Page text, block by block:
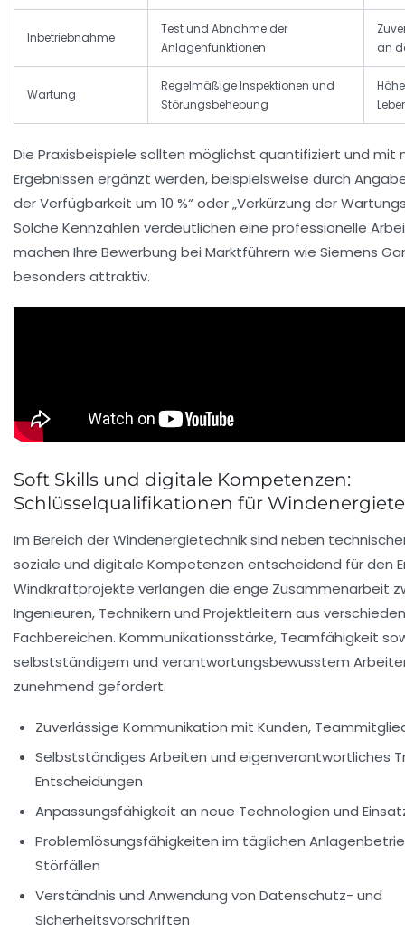
Inbetriebnahme
Test und Abnahme der
Anlagenfunktionen
an
Wartung
Regelmäßige Inspektionen und
Störungsbehebung
Die Praxisbeispiele sollten möglichst quantifiziert und mit
Ergebnissen ergänzt werden, beispielsweise durch
der Verfügbarkeit um 10 %“ oder „Verkürzung der
Solche Kennzahlen verdeutlichen eine professionelle
machen Ihre Bewerbung bei Marktführern wie Siemens
besonders attraktiv.
Soft Skills und digitale Kompetenzen:
Schlüsselqualifikationen für
Im Bereich der Windenergietechnik sind neben
soziale und digitale Kompetenzen entscheidend für den
Windkraftprojekte verlangen die enge Zusammenarbeit
Ingenieuren, Technikern und Projektleitern aus
Fachbereichen. Kommunikationsstärke, Teamfähigkeit
selbstständigem und verantwortungsbewusstem
zunehmend gefordert.
Zuverlässige Kommunikation mit Kunden,
Selbstständiges Arbeiten und eigenverantwortliches
Entscheidungen
Anpassungsfähigkeit an neue Technologien und
Problemlösungsfähigkeiten im täglichen
Störfällen
Verständnis und Anwendung von Datenschutz- und
Sicherheitsvorschriften